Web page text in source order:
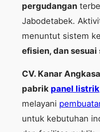
pergudangan
Jabodetabek.
menuntut sistem
efisien, dan
CV. Kanar
pabrik panel listrik
melayani
untuk kebutuhan